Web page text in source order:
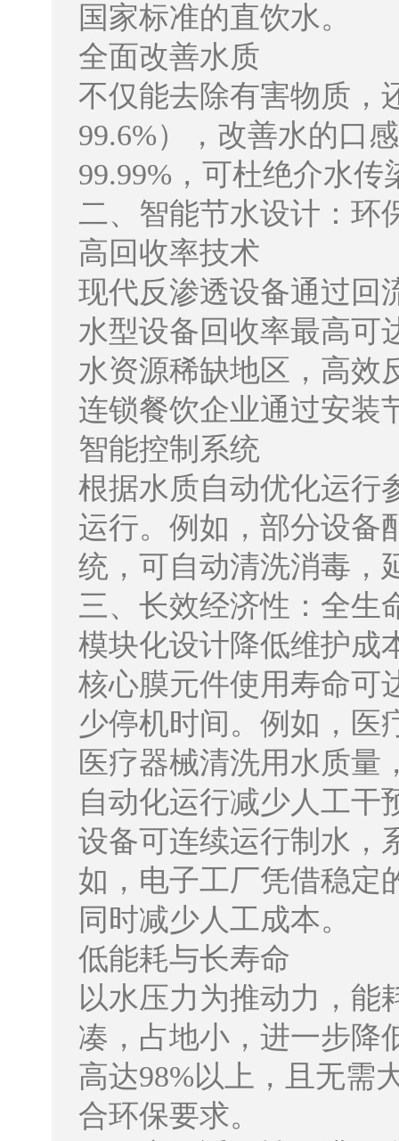
国家标准的直饮水。
全面改善水质
不仅能去除有害物质，
99.6%），改善水的口
99.99%，可杜绝介水传
二、智能节水设计：环
高回收率技术
现代反渗透设备通过回
水型设备回收率最高可
水资源稀缺地区，高效
连锁餐饮企业通过安装
智能控制系统
根据水质自动优化运行
运行。例如，部分设备
统，可自动清洗消毒，
三、长效经济性：全生
模块化设计降低维护成
核心膜元件使用寿命可
少停机时间。例如，医
医疗器械清洗用水质量
自动化运行减少人工干
设备可连续运行制水，
如，电子工厂凭借稳定
同时减少人工成本。
低能耗与长寿命
以水压力为推动力，能
凑，占地小，进一步降
高达98%以上，且无需
合环保要求。